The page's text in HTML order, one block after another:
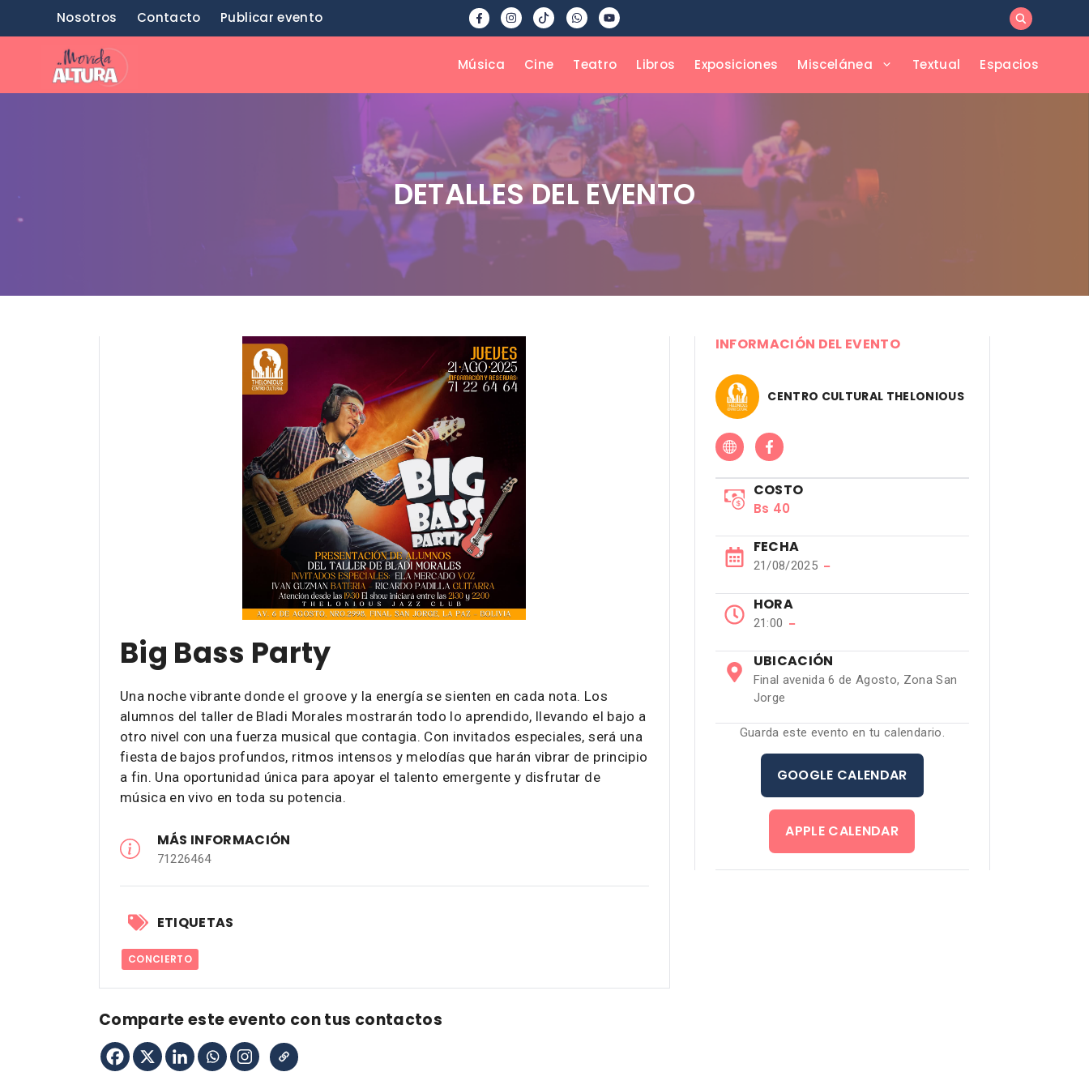
Nosotros Contacto Publicar evento
Música Cine Teatro Libros Exposiciones Miscelánea Textual Espacios
DETALLES DEL EVENTO
Big Bass Party
Una noche vibrante donde el groove y la energía se sienten en cada nota. Los
alumnos del taller de Bladi Morales mostrarán todo lo aprendido, llevando el bajo a
otro nivel con una fuerza musical que contagia. Con invitados especiales, será una
fiesta de bajos profundos, ritmos intensos y melodías que harán vibrar de principio
a fin. Una oportunidad única para apoyar el talento emergente y disfrutar de
música en vivo en toda su potencia.
MÁS INFORMACIÓN
71226464
ETIQUETAS
CONCIERTO
INFORMACIÓN DEL EVENTO
CENTRO CULTURAL THELONIOUS
COSTO
Bs 40
FECHA
21/08/2025 −
HORA
21:00 −
UBICACIÓN
Final avenida 6 de Agosto, Zona San
Jorge
Guarda este evento en tu calendario.
GOOGLE CALENDAR
APPLE CALENDAR
Comparte este evento con tus contactos